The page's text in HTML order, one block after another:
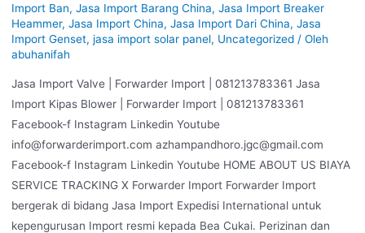
Import Ban, Jasa Import Barang China, Jasa Import Breaker
Heammer, Jasa Import China, Jasa Import Dari China, Jasa
Import Genset, jasa import solar panel, Uncategorized/ Oleh
abuhanifah
Jasa Import Valve | Forwarder Import | 081213783361 Jasa
Import Kipas Blower | Forwarder Import | 081213783361
Facebook-f Instagram Linkedin Youtube
info@forwarderimport.com azhampandhoro.jgc@gmail.com
Facebook-f Instagram Linkedin Youtube HOME ABOUT US BIAYA
SERVICE TRACKING X Forwarder Import Forwarder Import
bergerak di bidang Jasa Import Expedisi International untuk
kepengurusan Import resmi kepada Bea Cukai. Perizinan dan